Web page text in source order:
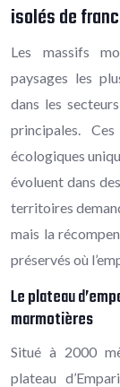
isolés de
Les massifs
paysages les
dans les
principales.
écologiques
évoluent dans
territoires
mais la
préservés où
Le plateau
marmotières
Situé à 2000
plateau